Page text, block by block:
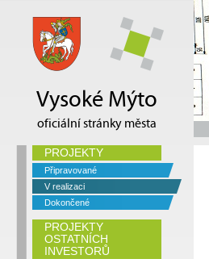
Vysoké Mýto
oficiální stránky města
PROJEKTY
Připravované
V realizaci
Dokončené
PROJEKTY
OSTATNÍCH
INVESTORŮ